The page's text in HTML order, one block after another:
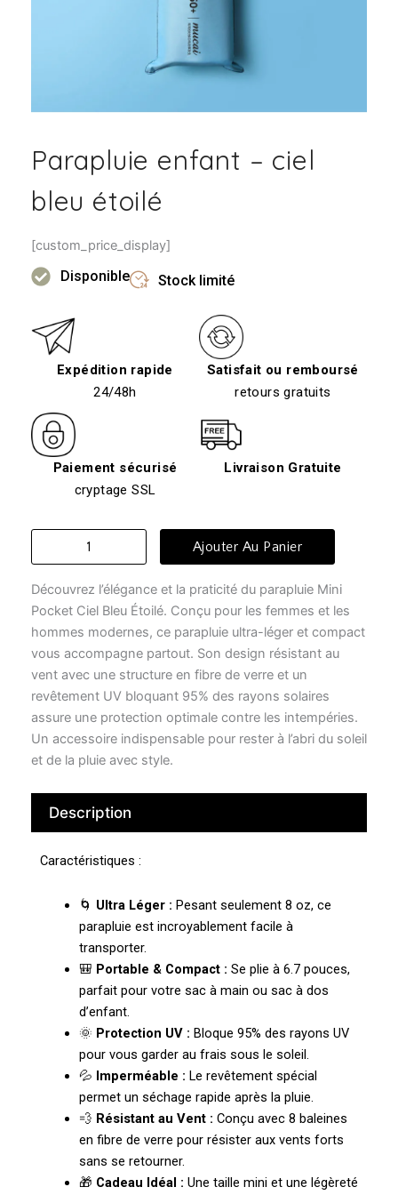
Parapluie enfant – ciel
bleu étoilé
[custom_price_display]
Disponible Stock limité
Expédition rapide
24/48h
Satisfait ou remboursé
retours gratuits
Paiement sécurisé
cryptage SSL
Livraison Gratuite
quantité
enfant
-
ciel
étoilé
Ajouter Au Panier
Découvrez l’élégance et la praticité du parapluie Mini
Pocket Ciel Bleu Étoilé. Conçu pour les femmes et les
hommes modernes, ce parapluie ultra-léger et compact
vous accompagne partout. Son design résistant au
vent avec une structure en fibre de verre et un
revêtement UV bloquant 95% des rayons solaires
assure une protection optimale contre les intempéries.
Un accessoire indispensable pour rester à l’abri du soleil
et de la pluie avec style.
Description
Caractéristiques :
🌀 Ultra Léger : Pesant seulement 8 oz, ce
parapluie est incroyablement facile à
transporter.
🎒 Portable & Compact : Se plie à 6.7 pouces,
parfait pour votre sac à main ou sac à dos
d’enfant.
🌞 Protection UV : Bloque 95% des rayons UV
pour vous garder au frais sous le soleil.
💦 Imperméable : Le revêtement spécial
permet un séchage rapide après la pluie.
💨 Résistant au Vent : Conçu avec 8 baleines
en fibre de verre pour résister aux vents forts
sans se retourner.
🎁 Cadeau Idéal : Une taille mini et une légèreté